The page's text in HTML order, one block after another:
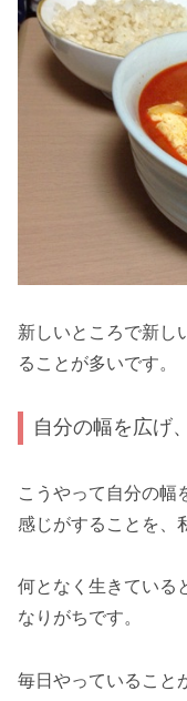
新しいところで新し
ることが多いです。
自分の幅を広げ
こうやって自分の幅
感じがすることを、
何となく生きている
なりがちです。
毎日やっていること